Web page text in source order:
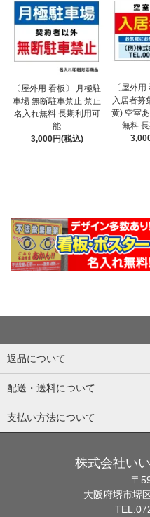
〔屋外用 看板〕 月極駐
車場 無断駐車禁止 禁止
名入れ無料 長期利用可
能
3,000円(税込)
〔屋外
入居者募
黄) 空室
無料
返品について
配送・送料について
支払い方法について
株式会社い
〒
大阪府堺市堺